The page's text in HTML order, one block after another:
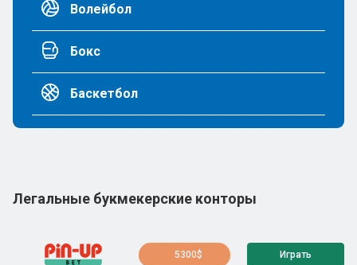
Волейбол
Бокс
Баскетбол
Легальные букмекерские конторы
5300$ Играть